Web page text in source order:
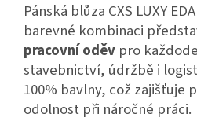
Pánská blůza CXS LUXY
barevné kombinaci
pracovní oděv pro
stavebnictví, údržbě i
100% bavlny, což zajišťuje
odolnost při náročné práci.